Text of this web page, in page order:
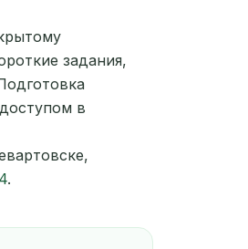
задания,
в
.